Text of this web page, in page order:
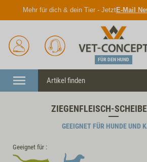
Mehr für dich & dein Tier - JetztE-Mail
Anmelden
Unser
Service
FÜR DEN HUND
Menü
ZIEGENFLEISCH-
GEEIGNET FÜR HUNDE UND
Geeignet für :